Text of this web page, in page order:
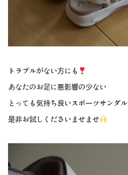
トラブルがない方にも
あなたのお足に悪影響の少ない
とっても気持ち良いスポーツサンダル
是非お試しくださいませませ